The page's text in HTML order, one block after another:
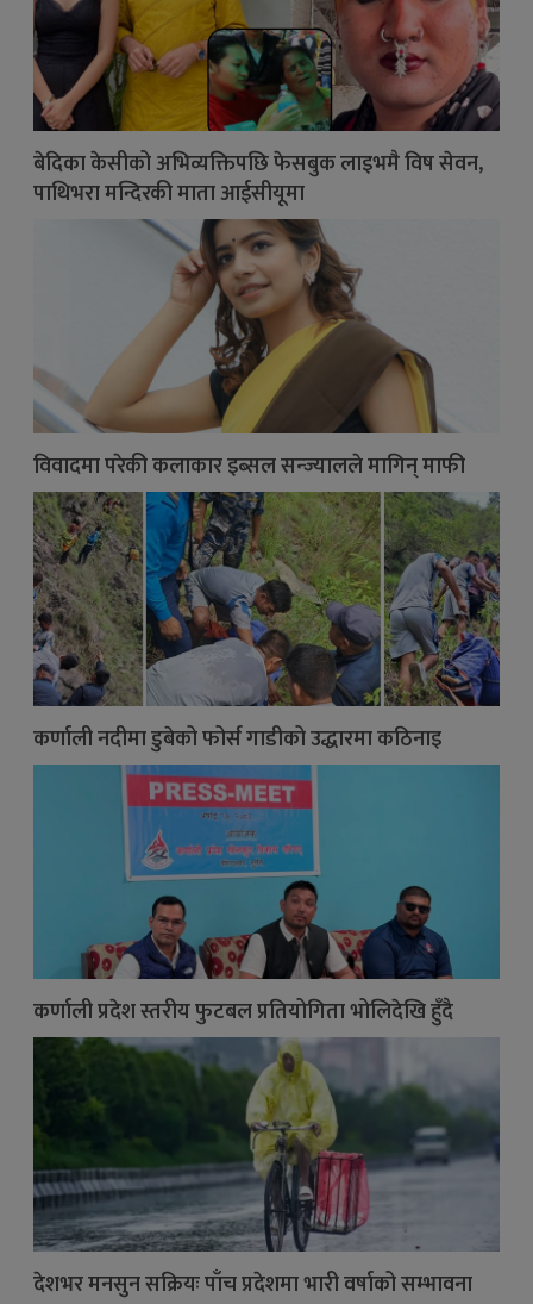
बेदिका केसीको अभिव्यक्तिपछि फेसबुक लाइभमै विष सेवन,
पाथिभरा मन्दिरकी माता आईसीयूमा
विवादमा परेकी कलाकार इब्सल सन्ज्यालले मागिन् माफी
कर्णाली नदीमा डुबेको फोर्स गाडीको उद्धारमा कठिनाइ
कर्णाली प्रदेश स्तरीय फुटबल प्रतियोगिता भोलिदेखि हुँदै
देशभर मनसुन सक्रियः पाँच प्रदेशमा भारी वर्षाको सम्भावना